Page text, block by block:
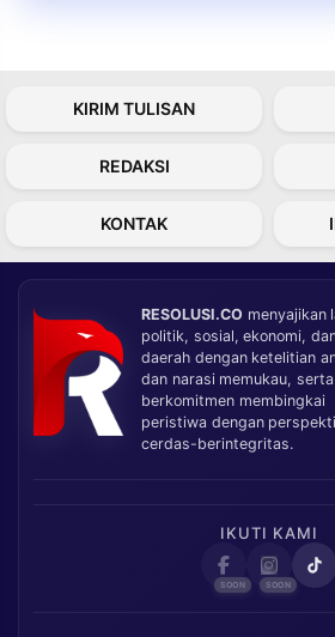
KIRIM TULISAN
REDAKSI
KONTAK
RESOLUSI.CO menyajikan
politik, sosial, ekonomi,
daerah dengan ketelitian
dan narasi memukau, serta
berkomitmen membingkai
peristiwa dengan
cerdas-berintegritas.
IKUTI KAMI